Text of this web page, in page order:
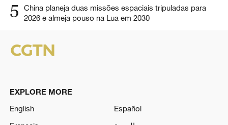
5
China planeja duas missões espaciais tripuladas para
2026 e almeja pouso na Lua em 2030
EXPLORE MORE
English
Español